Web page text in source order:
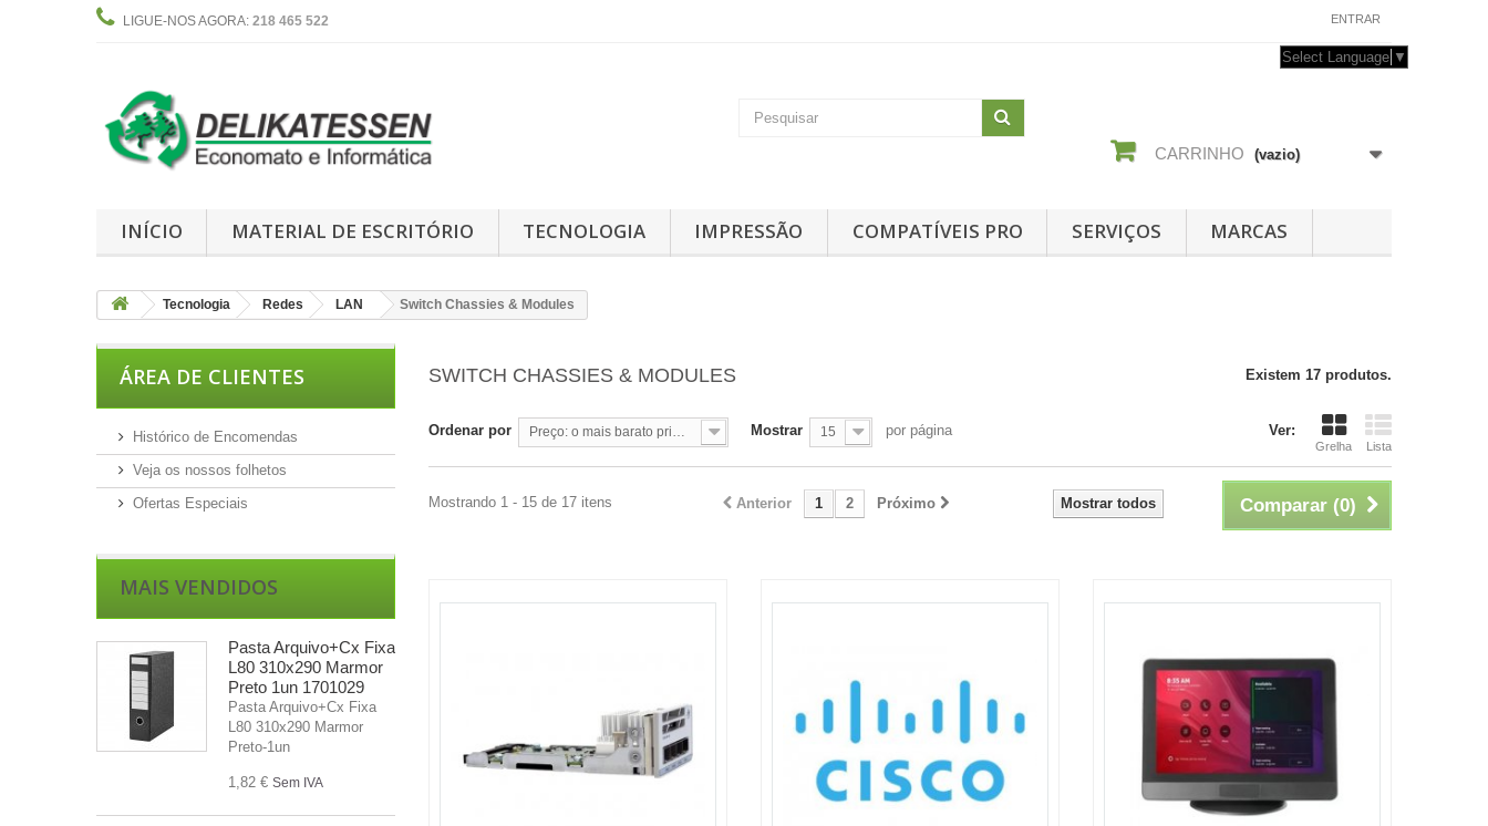
ENTRAR
LIGUE-NOS AGORA: 218 465 522
Select Language ▼
CARRINHO (vazio)
INÍCIO MATERIAL DE ESCRITÓRIO TECNOLOGIA IMPRESSÃO COMPATÍVEIS PRO SERVIÇOS MARCAS
Tecnologia Redes LAN Switch Chassies & Modules
ÁREA DE CLIENTES
Histórico de Encomendas
Veja os nossos folhetos
Ofertas Especiais
MAIS VENDIDOS
Pasta Arquivo+Cx Fixa
L80 310x290 Marmor
Preto 1un 1701029
Pasta Arquivo+Cx Fixa
L80 310x290 Marmor
Preto-1un
1,82 € Sem IVA
SWITCH CHASSIES & MODULES Existem 17 produtos.
Ver:
Grelha Lista
Ordenar por Mostrar 15 por página
Comparar (0)
Mostrar todos
Anterior 1 2 Próximo
Mostrando 1 - 15 de 17 itens